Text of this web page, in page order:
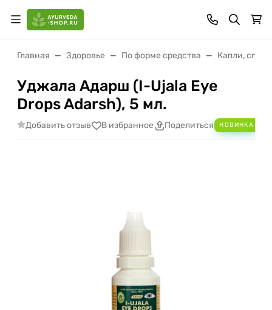
Главная Здоровье По форме средства Капли, спреи
Уджала Адарш (I-Ujala Eye
Drops Adarsh), 5 мл.
Добавить отзыв В избранное Поделиться НОВИНКА